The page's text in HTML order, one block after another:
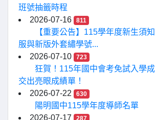
班號抽籤時程
2026-07-16
811
【重要公告】115學年度新生須
服與新版外套繡學號...
2026-07-10
723
狂賀！115年國中會考免試入學
交出亮眼成績單！
2026-07-22
630
陽明國中115學年度導師名單
2026-07-17
287